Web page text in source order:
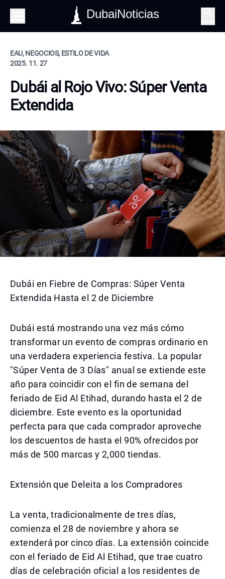
DubaiNoticias
EAU, NEGOCIOS, ESTILO DE VIDA
2025. 11. 27
Dubái al Rojo Vivo: Súper Venta
Extendida
Dubái en Fiebre de Compras: Súper Venta
Extendida Hasta el 2 de Diciembre
Dubái está mostrando una vez más cómo
transformar un evento de compras ordinario en
una verdadera experiencia festiva. La popular
"Súper Venta de 3 Días" anual se extiende este
año para coincidir con el fin de semana del
feriado de Eid Al Etihad, durando hasta el 2 de
diciembre. Este evento es la oportunidad
perfecta para que cada comprador aproveche
los descuentos de hasta el 90% ofrecidos por
más de 500 marcas y 2,000 tiendas.
Extensión que Deleita a los Compradores
La venta, tradicionalmente de tres días,
comienza el 28 de noviembre y ahora se
extenderá por cinco días. La extensión coincide
con el feriado de Eid Al Etihad, que trae cuatro
días de celebración oficial a los residentes de